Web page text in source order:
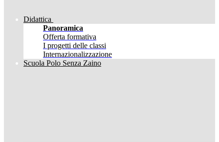
Didattica
Panoramica
Offerta formativa
I progetti delle classi
Internazionalizzazione
Scuola Polo Senza Zaino